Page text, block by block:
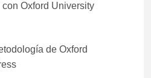
Oxford University
de Oxford